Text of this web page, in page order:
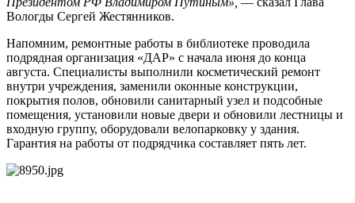
Вологды Сергей Жестянников.
Напомним, ремонтные работы в библиотеке проводила
подрядная организация «ДАР» с начала июня до конца
августа. Специалисты выполнили косметический ремонт
внутри учреждения, заменили оконные конструкции,
покрытия полов, обновили санитарный узел и подсобные
помещения, установили новые двери и обновили лестницы и
входную группу, оборудовали велопарковку у здания.
Гарантия на работы от подрядчика составляет пять лет.